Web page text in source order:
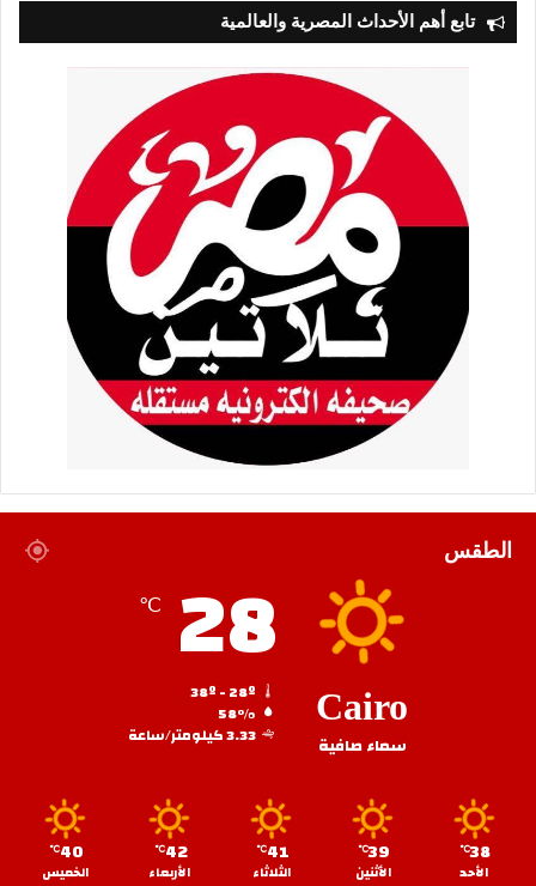
تابع أهم الأحداث المصرية والعالمية
الطقس
Cairo
سماء صافية
28
℃
58%
3.33 كيلومتر/ساعة
38
℃
الأحد
39
℃
الأثنين
41
℃
الثلاثاء
42
℃
الأربعاء
40
℃
الخميس